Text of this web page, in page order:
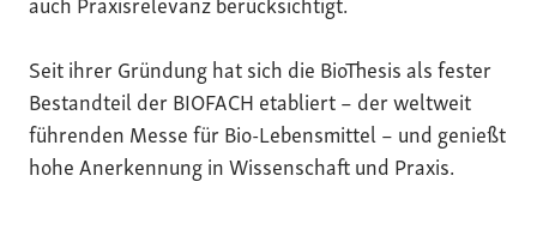
Seit ihrer Gründung hat sich die BioThesis als fester
Bestandteil der BIOFACH etabliert – der weltweit
führenden Messe für Bio-Lebensmittel – und genießt
hohe Anerkennung in Wissenschaft und Praxis.